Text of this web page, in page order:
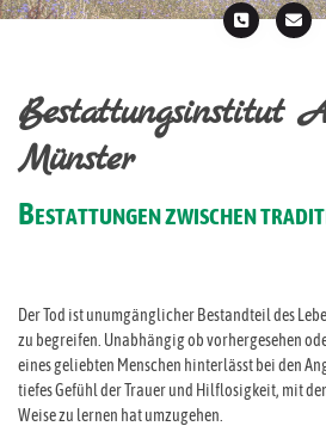
Bestattungsinstitut
Münster
BESTATTUNGEN ZWISCHEN
Der Tod ist unumgänglicher Bestandteil des
zu begreifen. Unabhängig ob vorhergesehen
eines geliebten Menschen hinterlässt bei den
tiefes Gefühl der Trauer und Hilflosigkeit, mit
Weise zu lernen hat umzugehen.